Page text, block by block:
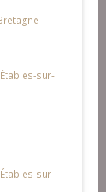
sur-
sur-